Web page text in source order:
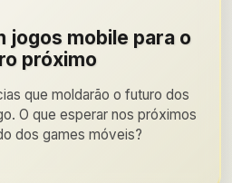
jogos mobile para o
próximo
que moldarão o futuro dos
O que esperar nos próximos
dos games móveis?